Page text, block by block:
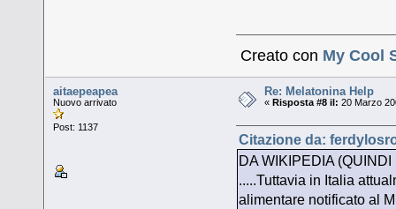
Creato con My Cool
aitaepeapea
Nuovo arrivato
Post: 1137
Re: Melatonina Help
«Risposta #8 il: 20 Marzo
Citazione da:
DA WIKIPEDIA
.....Tuttavia in Italia
alimentare notificato al